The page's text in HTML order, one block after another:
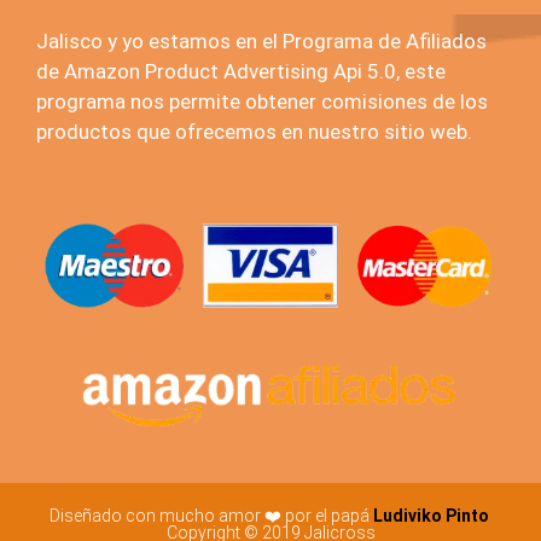
Jalisco y yo estamos en el Programa de Afiliados
de Amazon Product Advertising Api 5.0, este
programa nos permite obtener comisiones de los
productos que ofrecemos en nuestro sitio web.
Diseñado con mucho amor ❤️ por el papá Ludiviko Pinto
Copyright © 2019 Jalicross